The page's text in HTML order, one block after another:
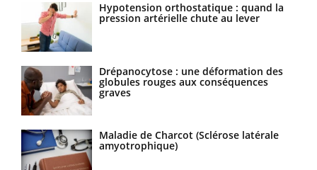
Hypotension orthostatique : quand la
pression artérielle chute au lever
Drépanocytose : une déformation des
globules rouges aux conséquences
graves
Maladie de Charcot (Sclérose latérale
amyotrophique)